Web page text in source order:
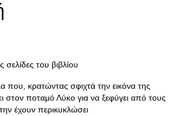
του βιβλίου
που, κρατώντας σφιχτά την εικόνα της
στον ποταμό Λύκο για να ξεφύγει από τους
έχουν περικυκλώσει